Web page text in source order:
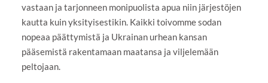
vastaan ja tarjonneen monipuolista apua niin järjestöjen
kautta kuin yksityisestikin. Kaikki toivomme sodan
nopeaa päättymistä ja Ukrainan urhean kansan
pääsemistä rakentamaan maatansa ja viljelemään
peltojaan.